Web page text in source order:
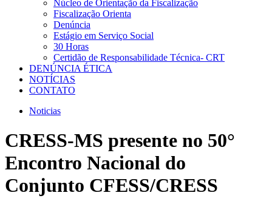
Núcleo de Orientação da Fiscalização
Fiscalização Orienta
Denúncia
Estágio em Serviço Social
30 Horas
Certidão de Responsabilidade Técnica- CRT
DENÚNCIA ÉTICA
NOTÍCIAS
CONTATO
Noticias
CRESS-MS presente no 50°
Encontro Nacional do
Conjunto CFESS/CRESS